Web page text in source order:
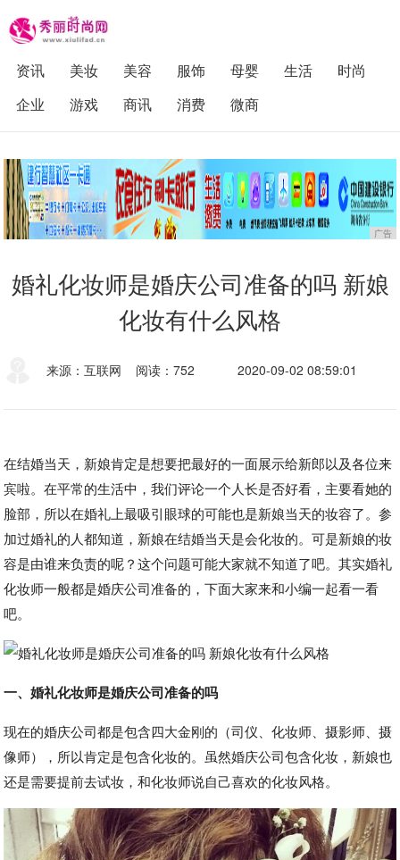
资讯 美妆 美容 服饰 母婴 生活
时尚
企业
游戏 商讯 消费 微商
广告
婚礼化妆师是婚庆公司准备的吗 新娘
化妆有什么风格
来源：互联网 阅读：752 2020-09-02 08:59:01
在结婚当天，新娘肯定是想要把最好的一面展示给新郎以及各位来
宾啦。在平常的生活中，我们评论一个人长是否好看，主要看她的
脸部，所以在婚礼上最吸引眼球的可能也是新娘当天的妆容了。参
加过婚礼的人都知道，新娘在结婚当天是会化妆的。可是新娘的妆
容是由谁来负责的呢？这个问题可能大家就不知道了吧。其实婚礼
化妆师一般都是婚庆公司准备的，下面大家来和小编一起看一看
吧。
一、婚礼化妆师是婚庆公司准备的吗
现在的婚庆公司都是包含四大金刚的（司仪、化妆师、摄影师、摄
像师），所以肯定是包含化妆的。虽然婚庆公司包含化妆，新娘也
还是需要提前去试妆，和化妆师说自己喜欢的化妆风格。